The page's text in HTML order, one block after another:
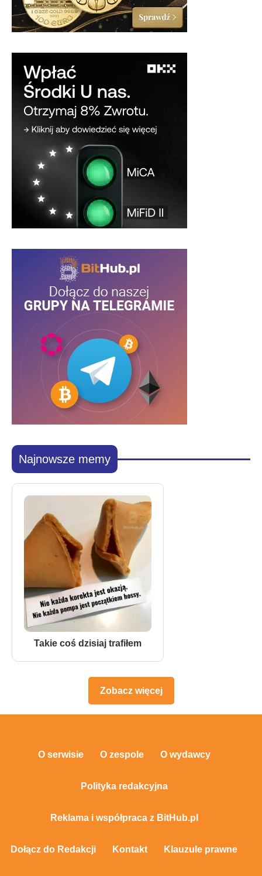
Najnowsze memy
Takie coś dzisiaj trafiłem
Zobacz więcej
O serwisie O zespole O wydawcy
Polityka redakcyjna
Reklama i współpraca z BitHub.pl
Dołącz do Redakcji Kontakt Klauzule prawne